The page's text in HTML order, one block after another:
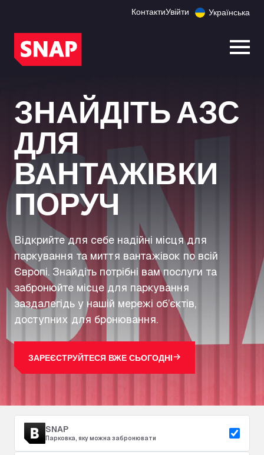
КонтактиУвійти Українська
ЗНАЙДІТЬ АЗС
ДЛЯ
ВАНТАЖІВКИ
ПОРУЧ
Відкрийте для себе надійні місця для
паркування та миття вантажівок по всій
Європі. Знайдіть потрібні вам послуги та
забронюйте місце для паркування
заздалегідь у нашій мережі об’єктів,
доступних для бронювання.
ЗАРЕЄСТРУЙТЕСЯ ВЖЕ СЬОГОДНІ
SNAP
Парковка, яку можна забронювати